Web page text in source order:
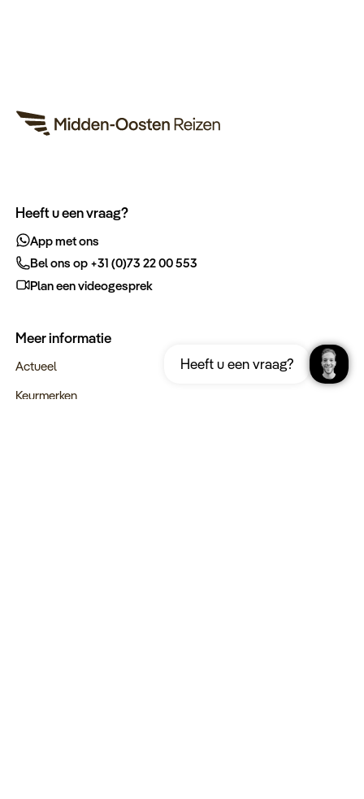
Oman
Download nu
Heeft u een vraag?
Heeft u een vraag?
App met ons
Bel ons op +31 (0)73 22 00 553
Plan een videogesprek
Meer informatie
Actueel
Keurmerken